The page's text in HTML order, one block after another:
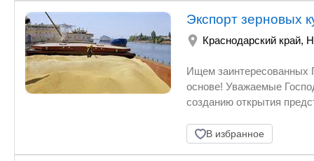
Экспорт зерновых
Краснодарский край,
Ищем заинтересованных Партнеров в Экспорте
основе! Уважаемые Господа, Я Сергей
созданию открытия представительства-филиала на территории РФ в г. Новороссийске,
Головного офиса Зарубежной
В избранное